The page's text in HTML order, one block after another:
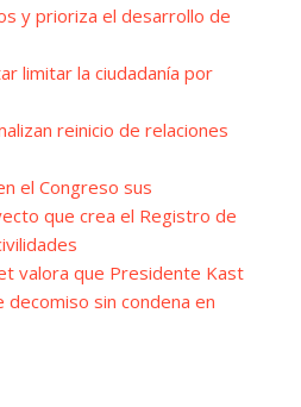
y prioriza el desarrollo de
limitar la ciudadanía por
reinicio de relaciones
el Congreso sus
que crea el Registro de
valora que Presidente Kast
sin condena en